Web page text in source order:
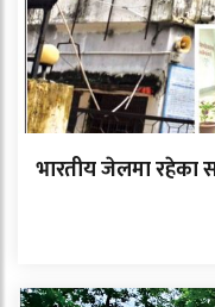
भारतीय जेलमा रहेका